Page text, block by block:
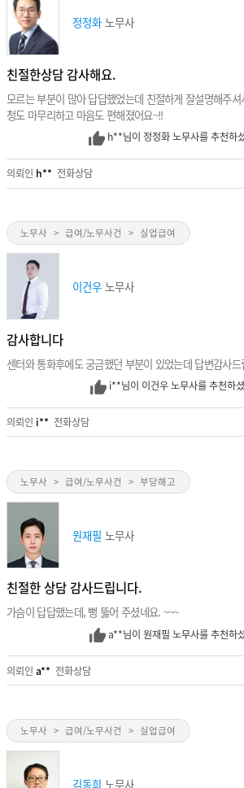
정정화 노무사
친절한상담 감사해요.
모르는 부분이 많아 답답했었는데 친절하게 잘설명해주
청도 마무리하고 마음도 편해졌어요~!!
h**님이 정정화 노무사를 추천하
의뢰인 h** 전화상담
노무사 > 급여/노무사건 > 실업급여
이건우 노무사
감사합니다
센터와 통화후에도 궁금했던 부분이 있었는데 답변감사드
i**님이 이건우 노무사를 추천하
의뢰인 i** 전화상담
노무사 > 급여/노무사건 > 부당해고
원재필 노무사
친절한 상담 감사드립니다.
가슴이 답답했는데, 뻥 뚫어 주셨네요. ~~~
a**님이 원재필 노무사를 추천하
의뢰인a** 전화상담
노무사 > 급여/노무사건 > 실업급여
김동희 노무사